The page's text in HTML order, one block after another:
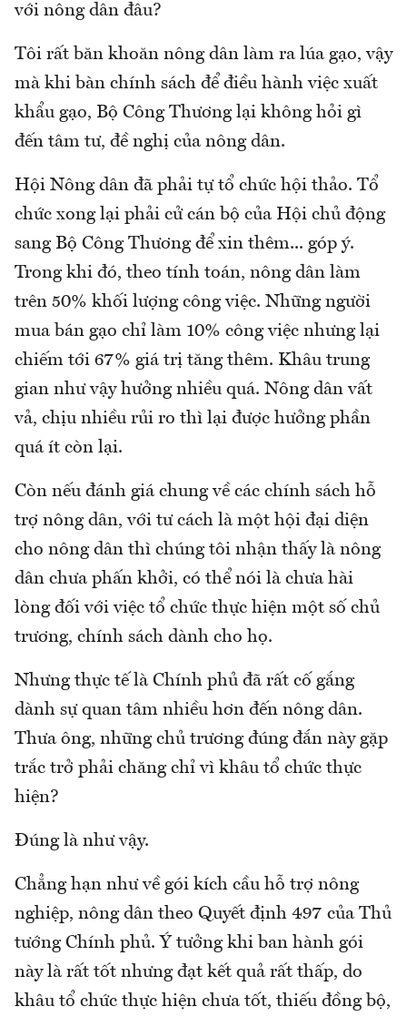
với nông dân đâu?
Tôi rất băn khoăn nông dân làm ra lúa gạo, vậy
mà khi bàn chính sách để điều hành việc xuất
khẩu gạo, Bộ Công Thương lại không hỏi gì
đến tâm tư, đề nghị của nông dân.
Hội Nông dân đã phải tự tổ chức hội thảo. Tổ
chức xong lại phải cử cán bộ của Hội chủ động
sang Bộ Công Thương để xin thêm... góp ý.
Trong khi đó, theo tính toán, nông dân làm
trên 50% khối lượng công việc. Những người
mua bán gạo chỉ làm 10% công việc nhưng lại
chiếm tới 67% giá trị tăng thêm. Khâu trung
gian như vậy hưởng nhiều quá. Nông dân vất
vả, chịu nhiều rủi ro thì lại được hưởng phần
quá ít còn lại.
Còn nếu đánh giá chung về các chính sách hỗ
trợ nông dân, với tư cách là một hội đại diện
cho nông dân thì chúng tôi nhận thấy là nông
dân chưa phấn khởi, có thể nói là chưa hài
lòng đối với việc tổ chức thực hiện một số chủ
trương, chính sách dành cho họ.
Nhưng thực tế là Chính phủ đã rất cố gắng
dành sự quan tâm nhiều hơn đến nông dân.
Thưa ông, những chủ trương đúng đắn này gặp
trắc trở phải chăng chỉ vì khâu tổ chức thực
hiện?
Đúng là như vậy.
Chẳng hạn như về gói kích cầu hỗ trợ nông
nghiệp, nông dân theo Quyết định 497 của Thủ
tướng Chính phủ. Ý tưởng khi ban hành gói
này là rất tốt nhưng đạt kết quả rất thấp, do
khâu tổ chức thực hiện chưa tốt, thiếu đồng bộ,